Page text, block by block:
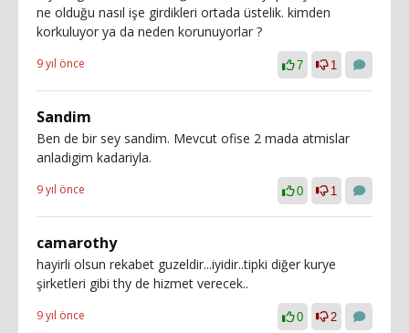
ne olduğu nasıl işe girdikleri ortada üstelik. kimden
korkuluyor ya da neden korunuyorlar ?
9 yıl önce 7 1
Sandim
Ben de bir sey sandim. Mevcut ofise 2 mada atmislar
anladigim kadariyla.
9 yıl önce 0 1
camarothy
hayirli olsun rekabet guzeldir...iyidir..tipki diğer kurye
şirketleri gibi thy de hizmet verecek..
9 yıl önce 0 2